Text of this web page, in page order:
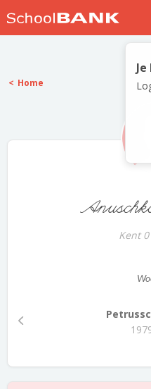
Meld
Home
Kent